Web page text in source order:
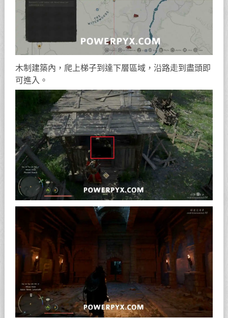
木制建築內，爬上梯子到達下層區域，沿路走到盡頭即
可進入。